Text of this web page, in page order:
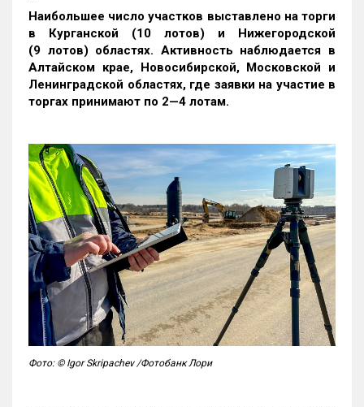
Наибольшее число участков выставлено на торги
в Курганской (10 лотов) и Нижегородской
(9 лотов) областях. Активность наблюдается в
Алтайском крае, Новосибирской, Московской и
Ленинградской областях, где заявки на участие в
торгах принимают по 2—4 лотам.
Фото: © Igor Skripachev /Фотобанк Лори